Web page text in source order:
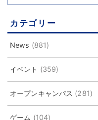
カテゴリー
News (881)
イベント (359)
オープンキャンパス (281)
ゲーム (104)